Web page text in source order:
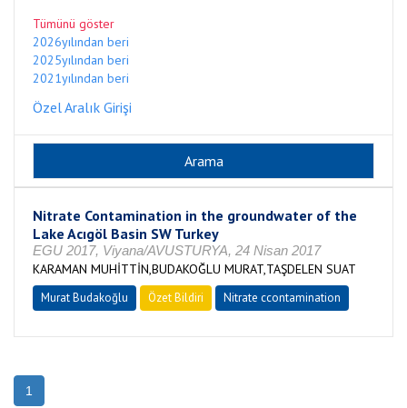
Tümünü göster
2026yılından beri
2025yılından beri
2021yılından beri
Özel Aralık Girişi
Nitrate Contamination in the groundwater of the
Lake Acıgöl Basin SW Turkey
EGU 2017, Viyana/AVUSTURYA, 24 Nisan 2017
KARAMAN MUHİTTİN,BUDAKOĞLU MURAT,TAŞDELEN SUAT
Murat Budakoğlu Özet Bildiri Nitrate ccontamination
1